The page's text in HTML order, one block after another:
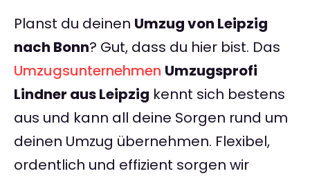
Planst du deinen Umzug von Leipzig
nach Bonn? Gut, dass du hier bist. Das
Umzugsunternehmen Umzugsprofi
Lindner aus Leipzig kennt sich bestens
aus und kann all deine Sorgen rund um
deinen Umzug übernehmen. Flexibel,
ordentlich und effizient sorgen wir